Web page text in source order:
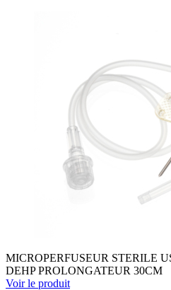
MICROPERFUSEUR STERILE
DEHP PROLONGATEUR 30CM
Voir le produit